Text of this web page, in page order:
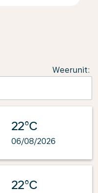
Weerunit:
22°C
06/08/2026
22°C